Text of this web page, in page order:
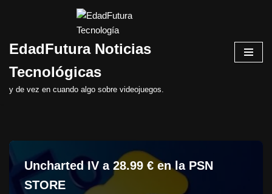
al
EdadFutura Noticias
Tecnológicas
y de vez en cuando algo sobre videojuegos.
Uncharted IV a 28.99 € en la PSN
STORE